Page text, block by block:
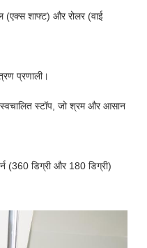
(एक्स शाफ्ट) और रोलर (वाई
प्रणाली।
स्वचालित स्टॉप, जो श्रम और आसान
(360 डिग्री और 180 डिग्री)